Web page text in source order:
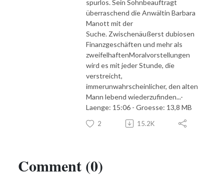
spurlos. Sein Sohnbeauftragt
überraschend die Anwältin Barbara
Manott mit der
Suche. Zwischenäußerst dubiosen
Finanzgeschäften und mehr als
zweifelhaftenMoralvorstellungen
wird es mit jeder Stunde, die
verstreicht,
immerunwahrscheinlicher, den alten
Mann lebend wiederzufinden...-
Laenge: 15:06 - Groesse: 13,8 MB
2 15.2K
Comment (0)